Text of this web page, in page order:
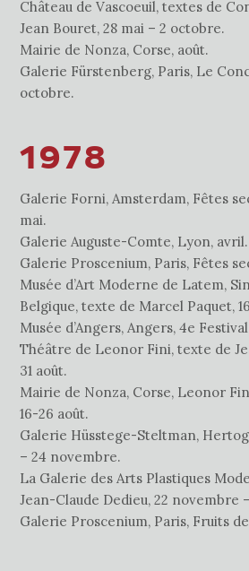
Château de Vascoeuil, textes de
Jean Bouret, 28 mai – 2 octobre.
Mairie de Nonza, Corse, août.
Galerie Fürstenberg, Paris, Le
octobre.
1978
Galerie Forni, Amsterdam, Fêtes
mai.
Galerie Auguste-Comte, Lyon, avril.
Galerie Proscenium, Paris, Fêtes
Musée d’Art Moderne de Latem,
Belgique, texte de Marcel Paquet,
Musée d’Angers, Angers, 4e Festival
Théâtre de Leonor Fini, texte de
31 août.
Mairie de Nonza, Corse, Leonor
16-26 août.
Galerie Hüsstege-Steltman,
– 24 novembre.
La Galerie des Arts Plastiques
Jean-Claude Dedieu, 22 novembre
Galerie Proscenium, Paris, Fruits